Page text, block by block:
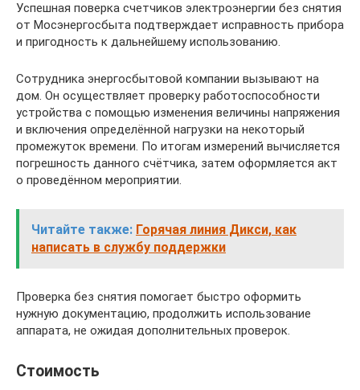
Успешная поверка счетчиков электроэнергии без снятия
от Мосэнергосбыта подтверждает исправность прибора
и пригодность к дальнейшему использованию.
Сотрудника энергосбытовой компании вызывают на
дом. Он осуществляет проверку работоспособности
устройства с помощью изменения величины напряжения
и включения определённой нагрузки на некоторый
промежуток времени. По итогам измерений вычисляется
погрешность данного счётчика, затем оформляется акт
о проведённом мероприятии.
Читайте также: Горячая линия Дикси, как
написать в службу поддержки
Проверка без снятия помогает быстро оформить
нужную документацию, продолжить использование
аппарата, не ожидая дополнительных проверок.
Стоимость